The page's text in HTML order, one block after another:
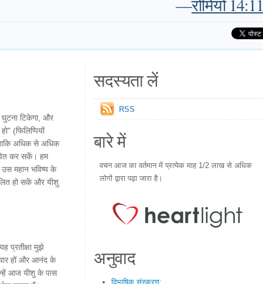
—रोमियो 14:11
घुटना टिकेगा, और
(फिलिप्पियों
अधिक से अधिक
कर सकें। हम
महान भविष्य के
हो सकें और यीशु
प्रतीक्षा मुझे
हों और आनंद के
आज यीशु के पास
सदस्यता लें
RSS
बारे में
वचन आज का वर्तमान में प्रत्येक माह 1/2 लाख से अधिक
लोगों द्वारा पढ़ा जारा है।
अनुवाद
द्विभाषिक संस्करण: